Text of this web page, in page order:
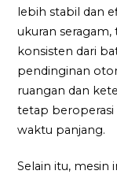
lebih stabil dan
ukuran
konsisten dari
pendinginan
ruangan dan
tetap beroperasi
waktu panjang.
Selain itu, mesin